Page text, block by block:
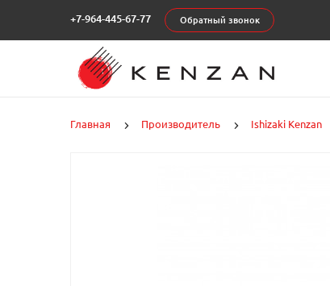
+7-964-445-67-77 Обратный звонок
Главная Производитель Ishizaki Kenzan